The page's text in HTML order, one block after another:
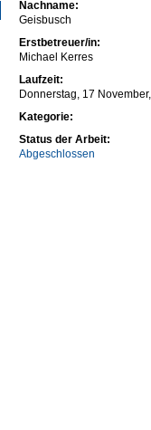
Nachname:
Geisbusch
Erstbetreuer/in:
Michael Kerres
Laufzeit:
Donnerstag, 17
Kategorie:
Status der Arbeit:
Abgeschlossen